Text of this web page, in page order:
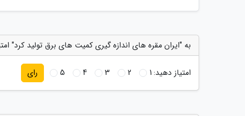
به "ایران مقره های اندازه گیری کمیت های برق تولید کرد"
امتیاز دهید:1
2
3
4
5 رای